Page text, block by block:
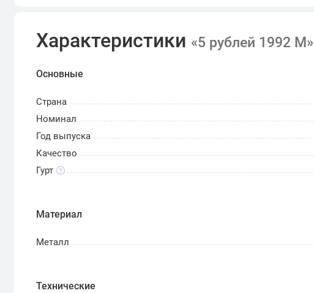
Характеристики «5 рублей 1992 М»
Основные
Страна
Номинал
Год выпуска
Качество
Гурт
Материал
Металл
Технические